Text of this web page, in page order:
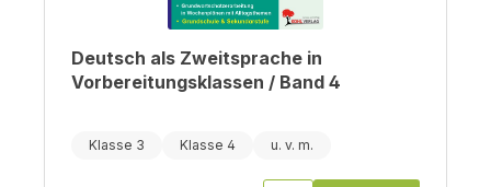
Deutsch als Zweitsprache in
Vorbereitungsklassen / Band 4
Klasse 3 Klasse 4